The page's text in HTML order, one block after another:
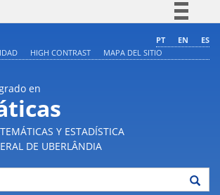
Comunica BR
PT EN
ES
HIGH CONTRAST MAPA DEL SITIO
en
Y ESTADÍSTICA
DE UBERLÂNDIA